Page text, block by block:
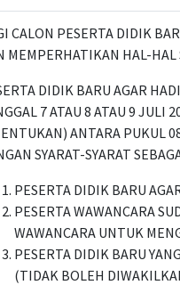
CALON PESERTA DIDIK
MEMPERHATIKAN HAL-HAL
DIDIK BARU AGAR
7 ATAU 8 ATAU 9 JULI
ANTARA PUKUL
SYARAT-SYARAT
PESERTA DIDIK BARU
PESERTA WAWANCARA
WAWANCARA UNTUK
PESERTA DIDIK BARU
(TIDAK BOLEH